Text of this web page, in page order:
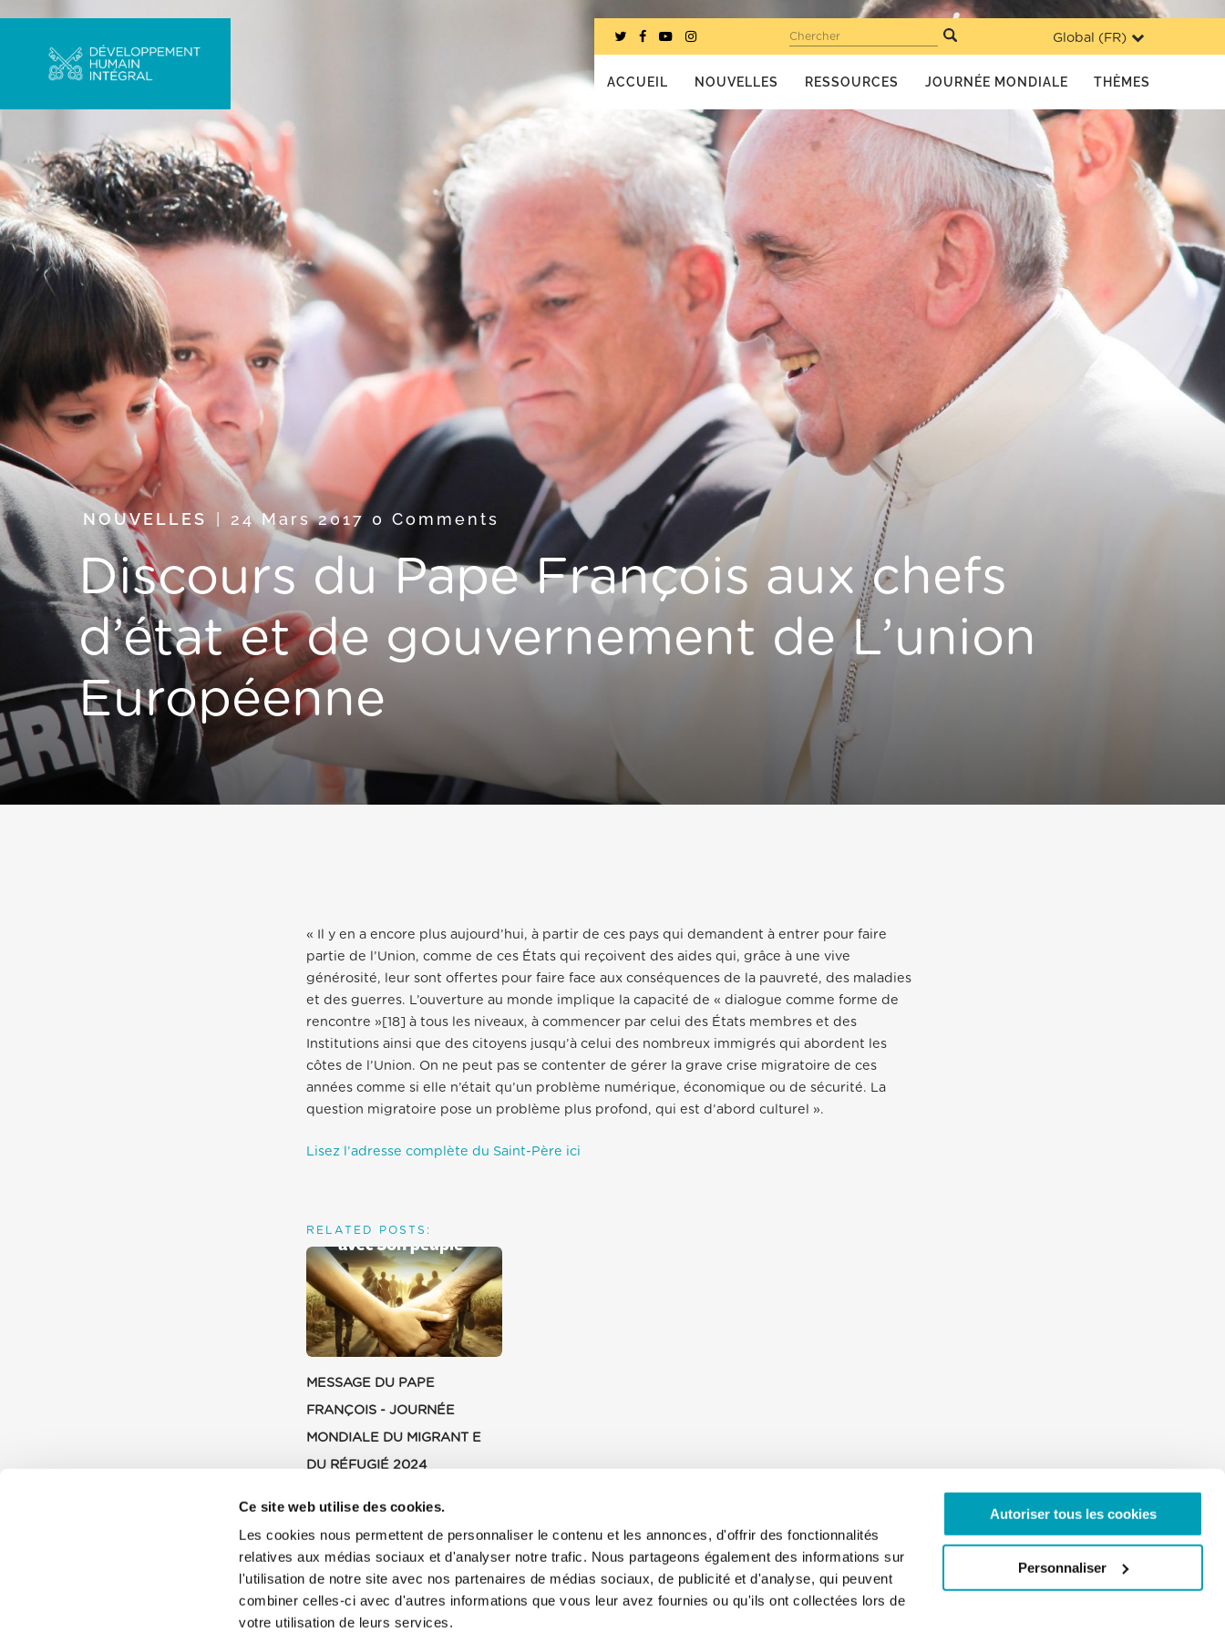
Ce site web utilise des cookies.
Les cookies nous permettent de personnaliser le contenu et les annonces, d'offrir des fonctionnalités
relatives aux médias sociaux et d'analyser notre trafic. Nous partageons également des informations sur
l'utilisation de notre site avec nos partenaires de médias sociaux, de publicité et d'analyse, qui peuvent
combiner celles-ci avec d'autres informations que vous leur avez fournies ou qu'ils ont collectées lors de
votre utilisation de leurs services.
Autoriser tous les cookies
Personnaliser
Global (FR)
Chercher
ACCUEIL NOUVELLES RESSOURCES JOURNÉE MONDIALE THÈMES
NOUVELLES 24 Mars 2017 0 Comments
Discours du Pape François aux chefs
d’état et de gouvernement de L’union
Européenne
« Il y en a encore plus aujourd’hui, à partir de ces pays qui demandent à entrer pour faire
partie de l’Union, comme de ces États qui reçoivent des aides qui, grâce à une vive
générosité, leur sont offertes pour faire face aux conséquences de la pauvreté, des maladies
et des guerres. L’ouverture au monde implique la capacité de « dialogue comme forme de
rencontre »[18] à tous les niveaux, à commencer par celui des États membres et des
Institutions ainsi que des citoyens jusqu’à celui des nombreux immigrés qui abordent les
côtes de l’Union. On ne peut pas se contenter de gérer la grave crise migratoire de ces
années comme si elle n’était qu’un problème numérique, économique ou de sécurité. La
question migratoire pose un problème plus profond, qui est d’abord culturel ».
Lisez l’adresse complète du Saint-Père ici
RELATED POSTS:
MESSAGE DU PAPE
FRANÇOIS - JOURNÉE
MONDIALE DU MIGRANT E
DU RÉFUGIÉ 2024